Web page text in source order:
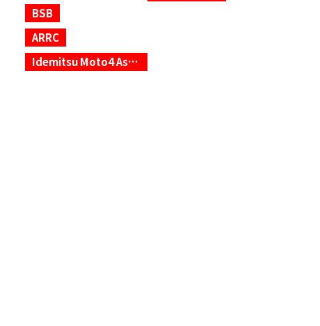
BSB
ARRC
Idemitsu Moto4 Asia Cup